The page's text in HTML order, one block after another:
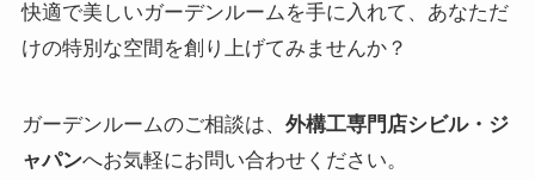
快適で美しいガーデンルームを手に入れて、あなただ
けの特別な空間を創り上げてみませんか？
ガーデンルームのご相談は、 外構工専門店シビル・ジ
ャパンへお気軽にお問い合わせください。